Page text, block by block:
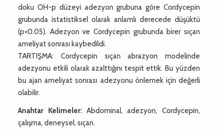
doku OH-p düzeyi adezyon grubuna göre Cordycepin
grubunda istatistiksel olarak anlamlı derecede düşüktü
(p<0.05). Adezyon ve Cordycepin grubunda birer sıçan
ameliyat sonrası kaybedildi.
TARTIŞMA: Cordycepin sıçan abrazyon modelinde
adezyonu etkili olarak azalttığını tespit ettik. Bu yüzden
bu ajan ameliyat sonrası adezyonu önlemek için değerli
olabilir.
Anahtar Kelimeler: Abdominal, adezyon, Cordycepin,
çalışma, deneysel, sıçan.